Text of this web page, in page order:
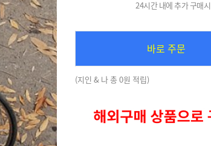
24시간 내에 추가 구매시
바로 주문
(지인 & 나 총 0원 적립)